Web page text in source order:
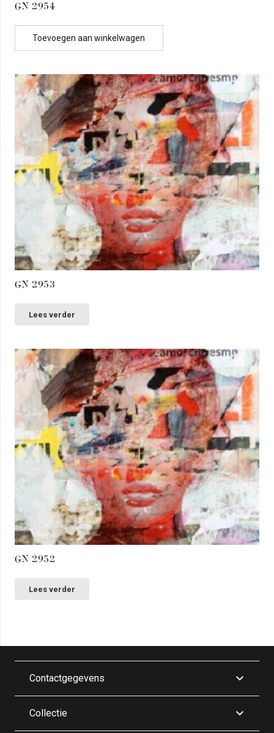
GN 2954
Toevoegen aan winkelwagen
GN 2953
Lees verder
GN 2952
Lees verder
Contactgegevens
Collectie